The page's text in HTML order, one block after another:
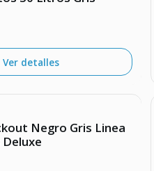
Ver detalles
Negro Gris Linea
Deluxe